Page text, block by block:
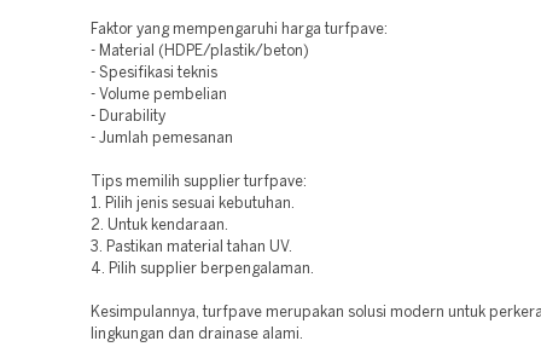
Faktor yang mempengaruhi harga turfpave:
- Material (HDPE/plastik/beton)
- Spesifikasi teknis
- Volume pembelian
- Durability
- Jumlah pemesanan
Tips memilih supplier turfpave:
1. Pilih jenis sesuai kebutuhan.
2. Untuk kendaraan.
3. Pastikan material tahan UV.
4. Pilih supplier berpengalaman.
Kesimpulannya, turfpave merupakan solusi modern untuk
lingkungan dan drainase alami.